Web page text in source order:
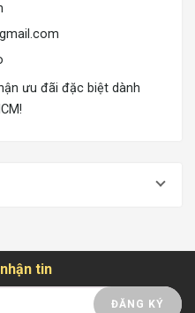
ưu đãi đặc biệt dành
tin
ĐĂNG KÝ